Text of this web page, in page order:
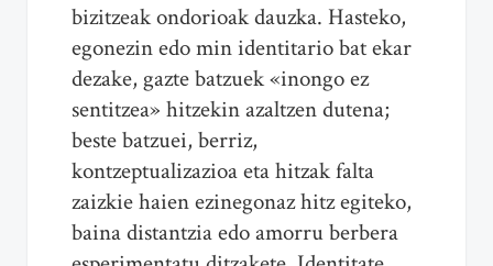
bizitzeak ondorioak dauzka. Hasteko,
egonezin edo min identitario bat ekar
dezake, gazte batzuek «inongo ez
sentitzea» hitzekin azaltzen dutena;
beste batzuei, berriz,
kontzeptualizazioa eta hitzak falta
zaizkie haien ezinegonaz hitz egiteko,
baina distantzia edo amorru berbera